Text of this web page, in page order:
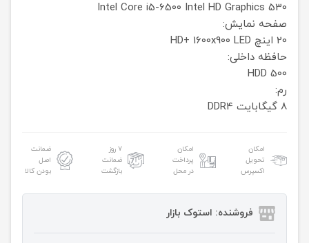
Intel Core i5-6500 Intel HD Graphics 530
صفحه نمایش:
20 اینچ
HD+ 1600x900 LED
حافظه داخلی:
HDD 500
رم:
8 گیگابایت DDR4
امکان
تحویل
اکسپرس
امکان
پرداخت
در محل
۷ روز
ضمانت
بازگشت
ضمانت
اصل
بودن کالا
فروشنده: استوک بازار